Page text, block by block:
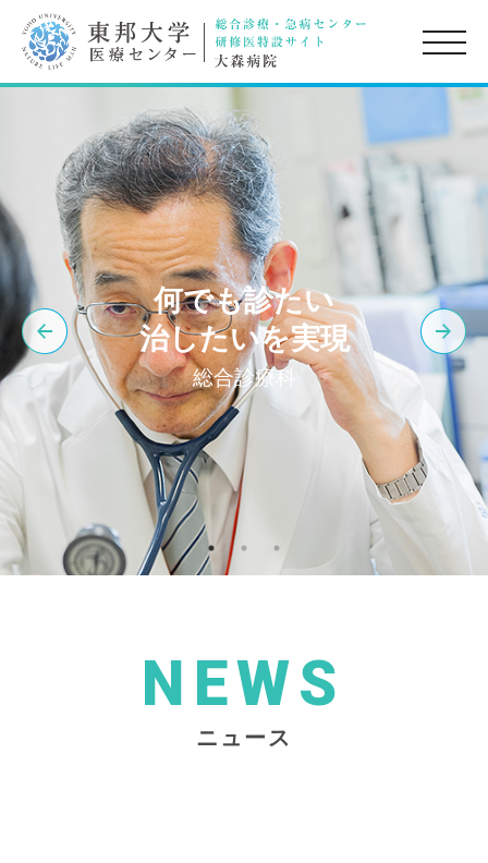
toggle
何でも診たい
治したいを実現
総合診療科
NEWS
ニュース